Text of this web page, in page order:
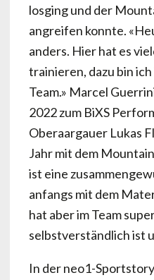
losging und der
angreifen konnte.
anders. Hier hat es
trainieren, dazu bin
Team.» Marcel
2022 zum BiXS
Oberaargauer Lukas
Jahr mit dem
ist eine
anfangs mit dem
hat aber im Team
selbstverständlich ist
In der neo1-